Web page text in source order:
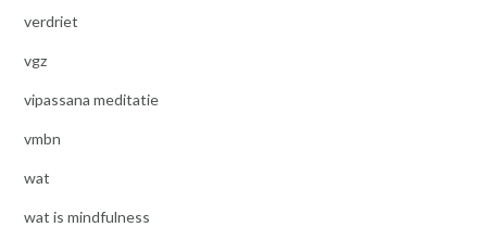
verdriet
vgz
vipassana meditatie
vmbn
wat
wat is mindfulness